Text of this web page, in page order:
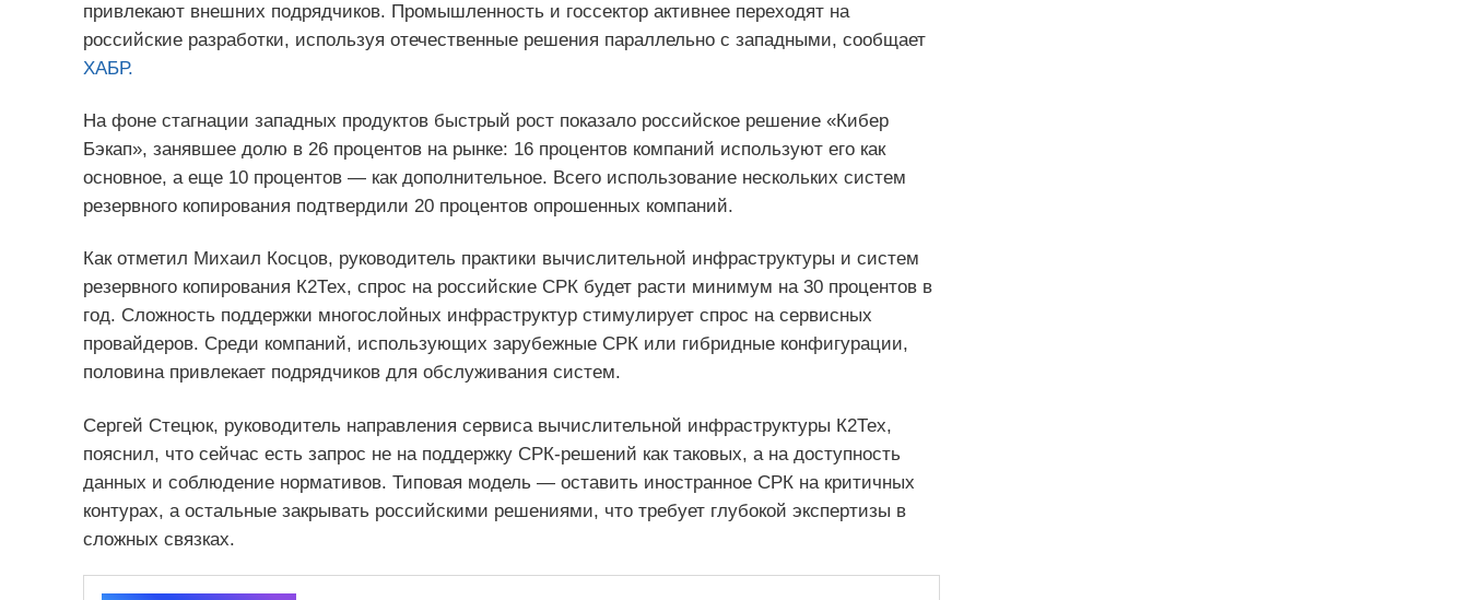
привлекают внешних подрядчиков. Промышленность и госсектор активнее переходят на
российские разработки, используя отечественные решения параллельно с западными, сообщает
ХАБР.
На фоне стагнации западных продуктов быстрый рост показало российское решение «Кибер
Бэкап», занявшее долю в 26 процентов на рынке: 16 процентов компаний используют его как
основное, а еще 10 процентов — как дополнительное. Всего использование нескольких систем
резервного копирования подтвердили 20 процентов опрошенных компаний.
Как отметил Михаил Косцов, руководитель практики вычислительной инфраструктуры и систем
резервного копирования К2Тех, спрос на российские СРК будет расти минимум на 30 процентов в
год. Сложность поддержки многослойных инфраструктур стимулирует спрос на сервисных
провайдеров. Среди компаний, использующих зарубежные СРК или гибридные конфигурации,
половина привлекает подрядчиков для обслуживания систем.
Сергей Стецюк, руководитель направления сервиса вычислительной инфраструктуры К2Тех,
пояснил, что сейчас есть запрос не на поддержку СРК-решений как таковых, а на доступность
данных и соблюдение нормативов. Типовая модель — оставить иностранное СРК на критичных
контурах, а остальные закрывать российскими решениями, что требует глубокой экспертизы в
сложных связках.